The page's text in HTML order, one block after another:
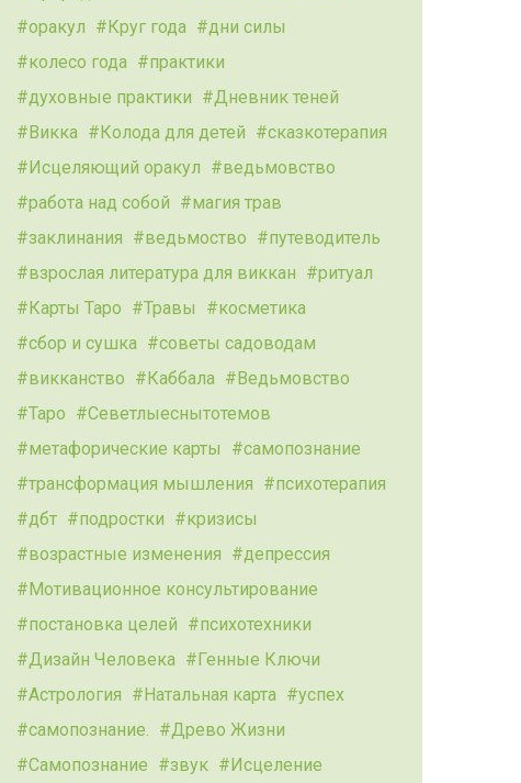
оракул
Круг года
дни силы
колесо года
практики
духовные практики
Дневник теней
Викка
Колода для детей
сказкотерапия
Исцеляющий оракул
ведьмовство
работа над собой
магия трав
заклинания
ведьмоство
путеводитель
взрослая литература для виккан
ритуал
Карты Таро
Травы
косметика
сбор и сушка
советы садоводам
викканство
Каббала
Ведьмовство
Таро
Севетлыеснытотемов
метафорические карты
самопознание
трансформация мышления
психотерапия
дбт
подростки
кризисы
возрастные изменения
депрессия
Мотивационное консультирование
постановка целей
психотехники
Дизайн Человека
Генные Ключи
Астрология
Натальная карта
успех
самопознание.
Древо Жизни
Самопознание
звук
Исцеление